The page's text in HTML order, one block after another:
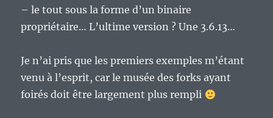
– le tout sous la forme d’un binaire
propriétaire… L’ultime version ? Une 3.6.13…
Je n’ai pris que les premiers exemples m’étant
venu à l’esprit, car le musée des forks ayant
foirés doit être largement plus rempli